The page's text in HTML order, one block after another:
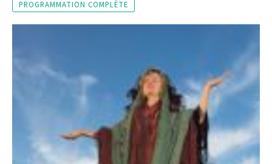
PROGRAMMATION COMPLÈTE